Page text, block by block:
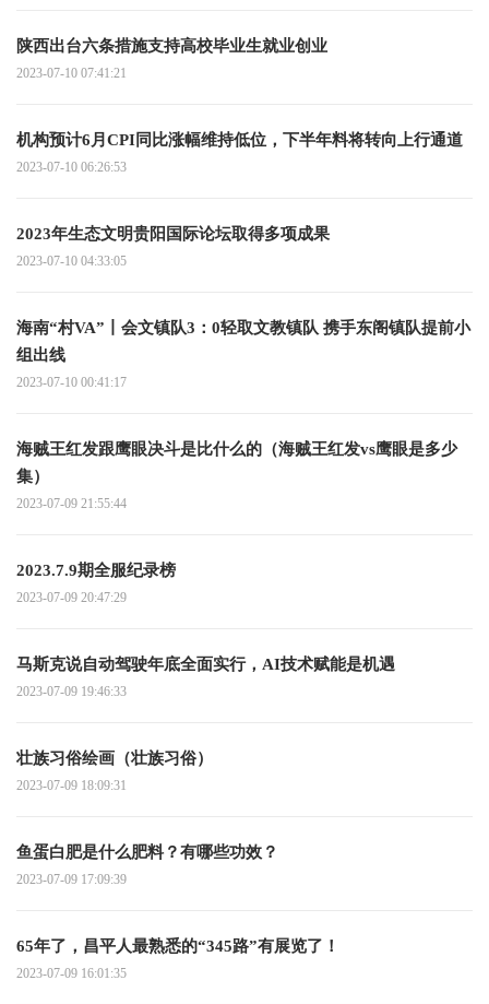
陕西出台六条措施支持高校毕业生就业创业
2023-07-10 07:41:21
机构预计6月CPI同比涨幅维持低位，下半年料将转向上行通道
2023-07-10 06:26:53
2023年生态文明贵阳国际论坛取得多项成果
2023-07-10 04:33:05
海南“村VA”丨会文镇队3：0轻取文教镇队 携手东阁镇队提前小
组出线
2023-07-10 00:41:17
海贼王红发跟鹰眼决斗是比什么的（海贼王红发vs鹰眼是多少
集）
2023-07-09 21:55:44
2023.7.9期全服纪录榜
2023-07-09 20:47:29
马斯克说自动驾驶年底全面实行，AI技术赋能是机遇
2023-07-09 19:46:33
壮族习俗绘画（壮族习俗）
2023-07-09 18:09:31
鱼蛋白肥是什么肥料？有哪些功效？
2023-07-09 17:09:39
65年了，昌平人最熟悉的“345路”有展览了！
2023-07-09 16:01:35